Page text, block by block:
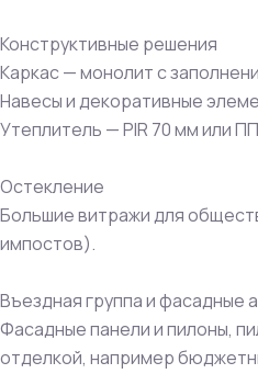
Конструктивные решения
Каркас — монолит с
Навесы и декоративные
Утеплитель — PIR 70 мм или
Остекление
Большие витражи для
импостов).
Въездная группа и фасадные
Фасадные панели и пилоны,
отделкой, например